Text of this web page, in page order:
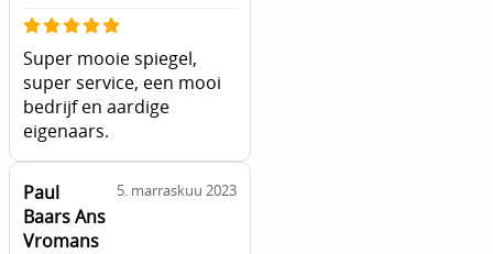
Super mooie spiegel,
super service, een mooi
bedrijf en aardige
eigenaars.
Paul
Baars Ans
Vromans
5. marraskuu 2023